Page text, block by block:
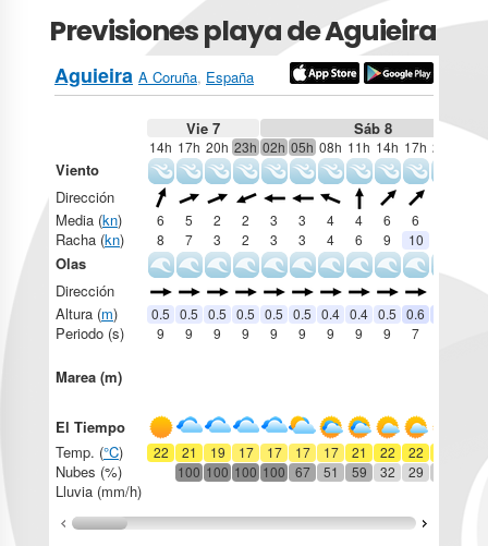
Previsiones playa de Aguieira